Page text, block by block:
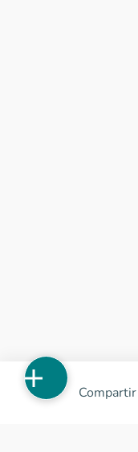
Compartir
Apartamentos